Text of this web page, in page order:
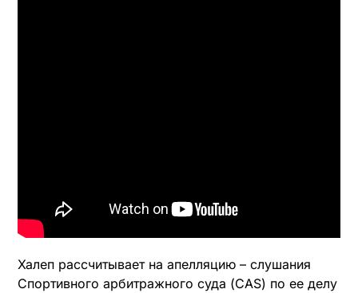
Халеп рассчитывает на апелляцию – слушания
Спортивного арбитражного суда (CAS) по ее делу